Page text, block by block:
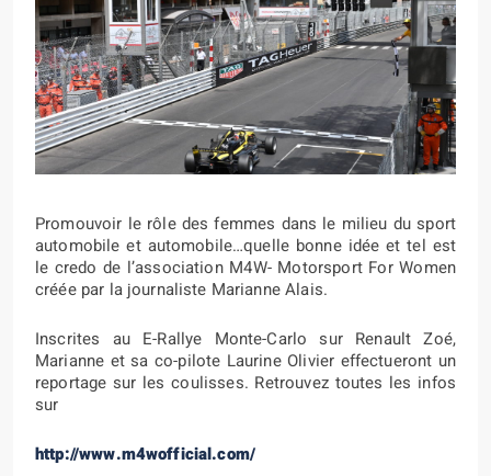
Promouvoir le rôle des femmes dans le milieu du sport
automobile et automobile…quelle bonne idée et tel est
le credo de l’association M4W- Motorsport For Women
créée par la journaliste Marianne Alais.
Inscrites au E-Rallye Monte-Carlo sur Renault Zoé,
Marianne et sa co-pilote Laurine Olivier effectueront un
reportage sur les coulisses. Retrouvez toutes les infos
sur
http://www.m4wofficial.com/